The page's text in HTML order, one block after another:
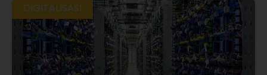
DIGITALISASI